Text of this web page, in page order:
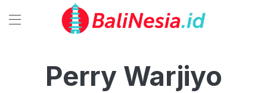
Perry Warjiyo